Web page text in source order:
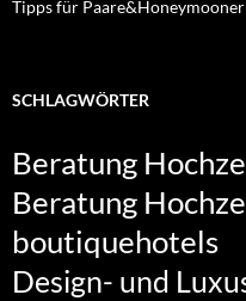
Tipps für Paare&Honeymooner
SCHLAGWÖRTER
Beratung
Beratung
boutiquehotels
Design- und